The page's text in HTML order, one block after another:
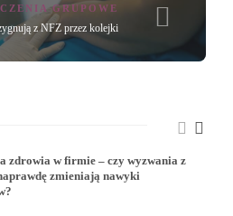
GRUPOWE
z NFZ przez kolejki
zdrowia w firmie – czy wyzwania z
zmieniają nawyki